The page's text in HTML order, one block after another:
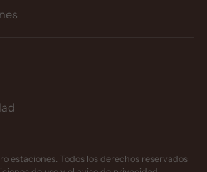
estaciones. Todos los derechos reservados